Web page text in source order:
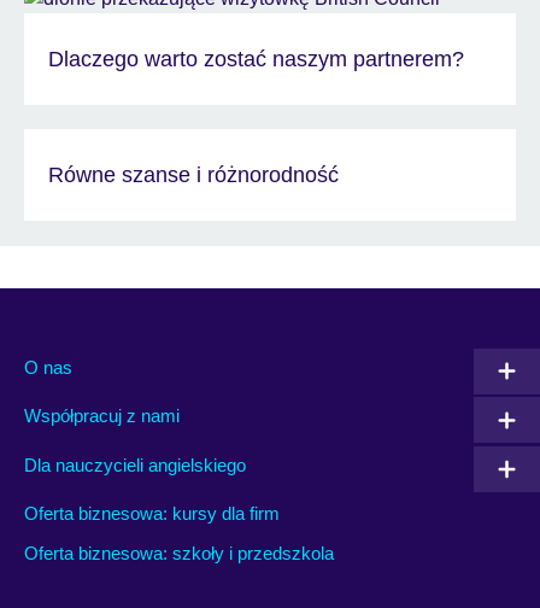
Dlaczego warto zostać naszym partnerem?
Równe szanse i różnorodność
O nas
Współpracuj z nami
Dla nauczycieli angielskiego
Oferta biznesowa: kursy dla firm
Oferta biznesowa: szkoły i przedszkola